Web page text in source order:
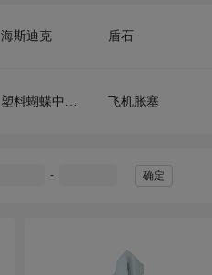
海斯迪克 盾石
飞机胀塞
- 确定